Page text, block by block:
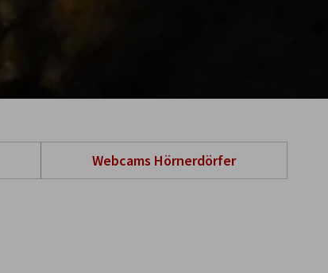
Webcams Hörnerdörfer